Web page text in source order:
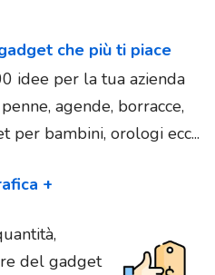
che più ti piace
idee per la tua azienda
agende, borracce,
per bambini, orologi ecc...
+
del gadget